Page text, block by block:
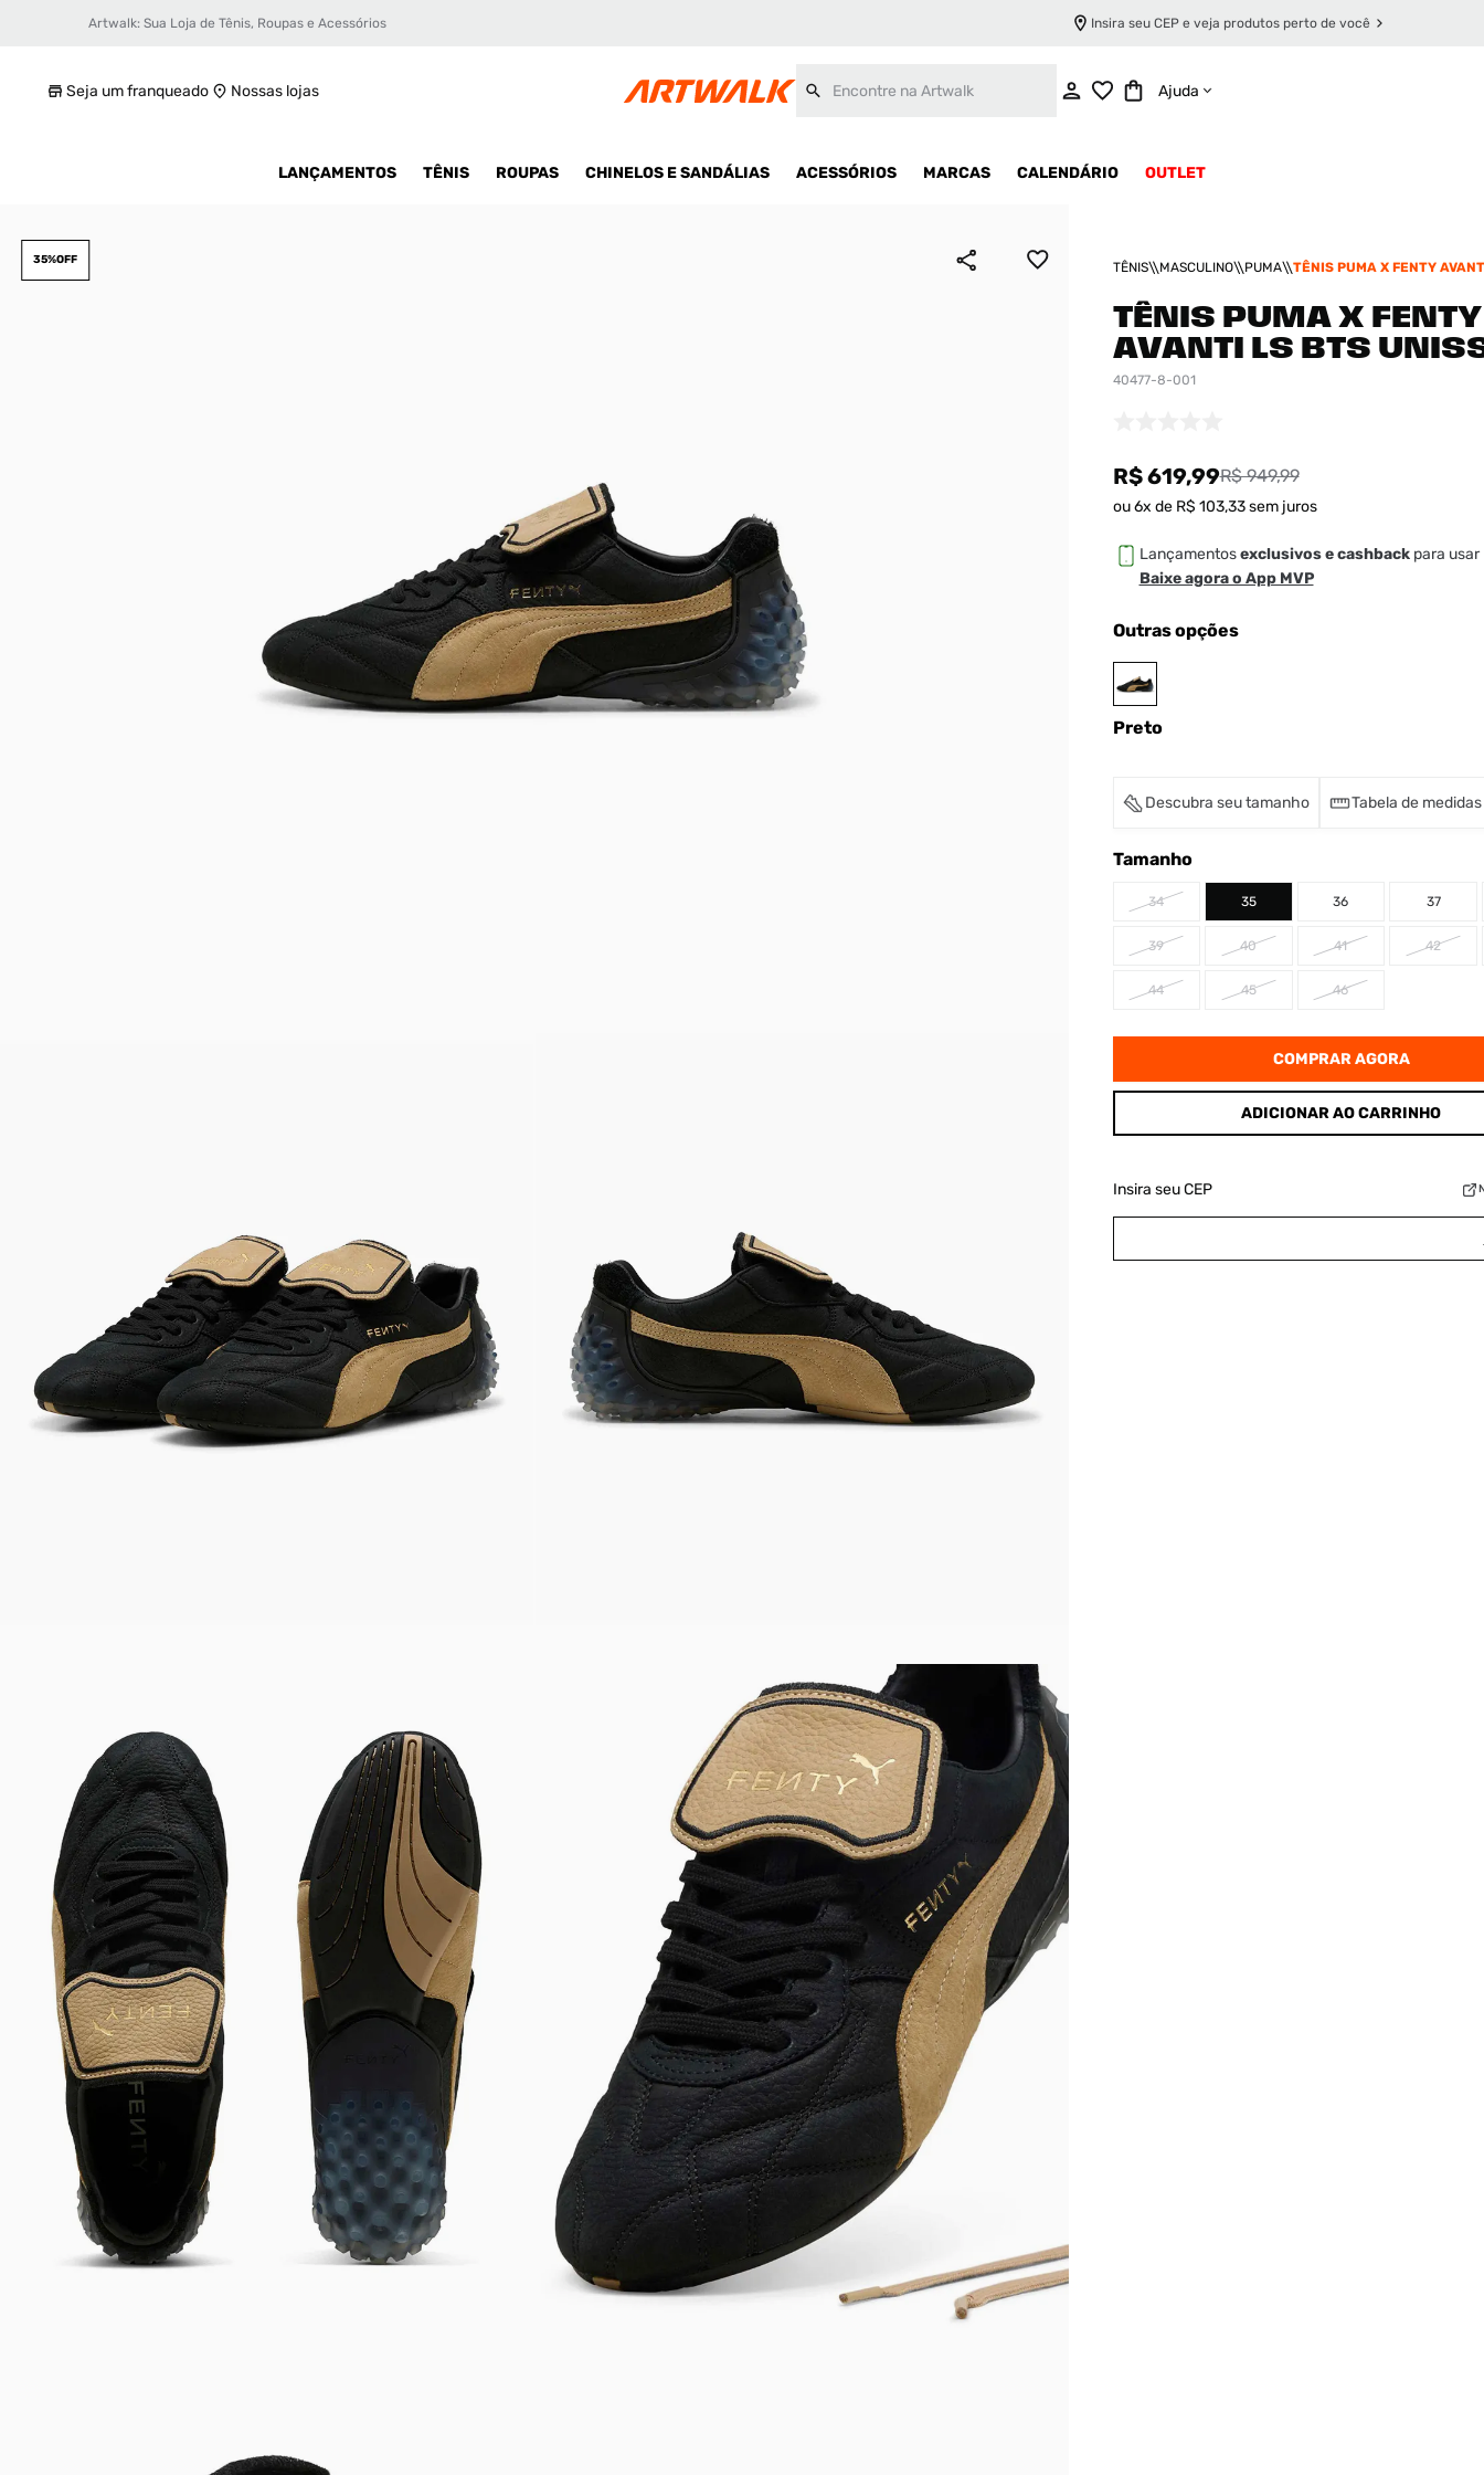
Artwalk: Sua Loja de Tênis, Roupas e Acessórios Insira seu CEP e veja produtos perto de você
Seja um franqueado Nossas lojas Ajuda
LANÇAMENTOS TÊNIS ROUPAS CHINELOS E SANDÁLIAS ACESSÓRIOS MARCAS CALENDÁRIO OUTLET
35%OFF TÊNIS MASCULINO PUMA
TÊNIS PUMA X FENTY
TÊNIS PUMA X FENTY
AVANTI LS BTS
40477-8-001
R$ 619,99R$ 949,99
ou6x de R$ 103,33sem juros
Lançamentosexclusivos e cashbackpara usar
Baixe agora o App MVP
Outras opções
Preto
Descubra seu tamanho Tabela de medidas
Tamanho
34 35 36 37
39 40 41 42
44 45 46
COMPRAR AGORA
ADICIONAR AO CARRINHO
Insira seu CEP
Tênis Puma X Fenty Avanti LS Bts Unissex